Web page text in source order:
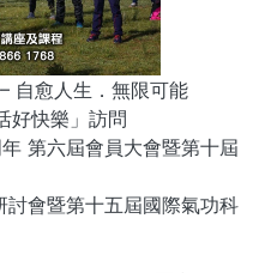
自愈人生．無限可能
好快樂」訪問
第六屆會員大會暨第十屆
會暨第十五屆國際氣功科